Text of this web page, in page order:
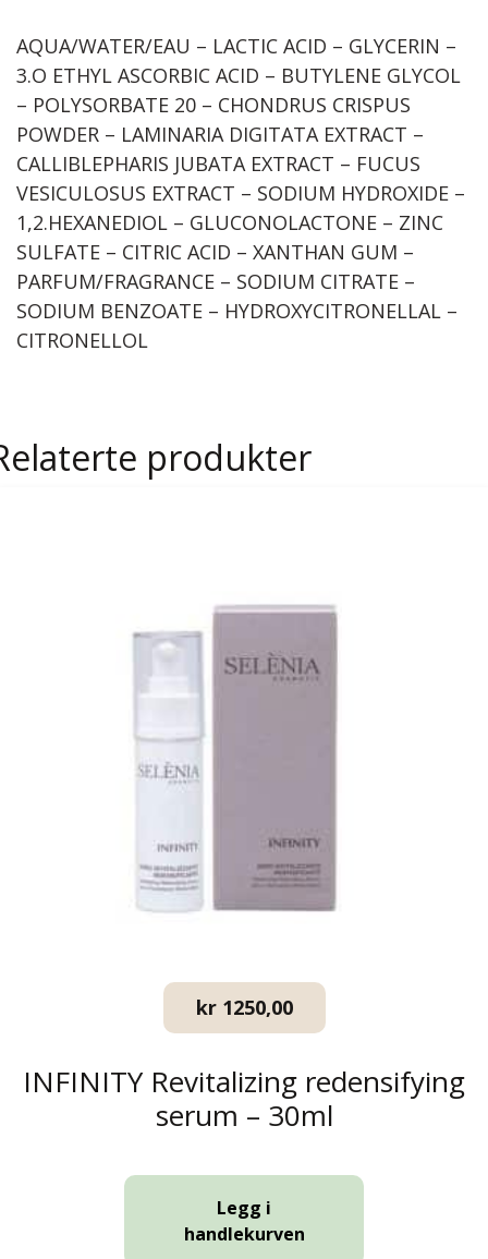
AQUA/WATER/EAU – LACTIC ACID – GLYCERIN –
3.O ETHYL ASCORBIC ACID – BUTYLENE GLYCOL
– POLYSORBATE 20 – CHONDRUS CRISPUS
POWDER – LAMINARIA DIGITATA EXTRACT –
CALLIBLEPHARIS JUBATA EXTRACT – FUCUS
VESICULOSUS EXTRACT – SODIUM HYDROXIDE –
1,2.HEXANEDIOL – GLUCONOLACTONE – ZINC
SULFATE – CITRIC ACID – XANTHAN GUM –
PARFUM/FRAGRANCE – SODIUM CITRATE –
SODIUM BENZOATE – HYDROXYCITRONELLAL –
CITRONELLOL
produkter
kr1250,00
INFINITY Revitalizing redensifying
serum – 30ml
Legg i
handlekurven